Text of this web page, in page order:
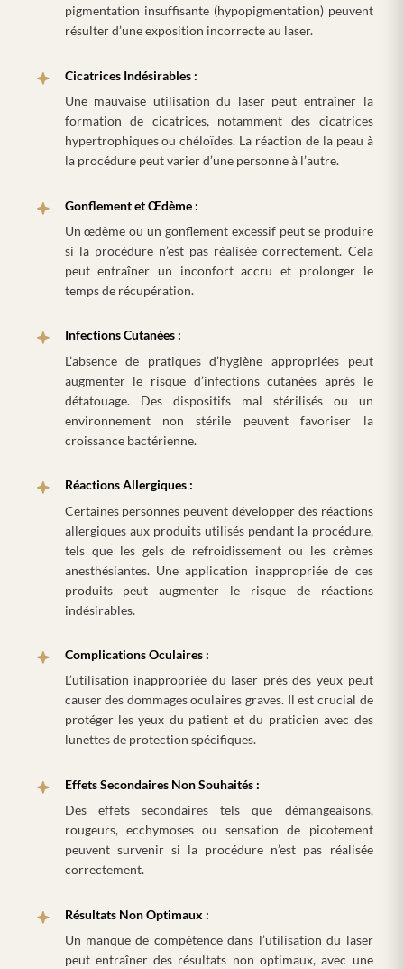
pigmentation insuffisante (hypopigmentation) peuvent
résulter d’une exposition incorrecte au laser.
Cicatrices Indésirables :
Une mauvaise utilisation du laser peut entraîner la
formation de cicatrices, notamment des cicatrices
hypertrophiques ou chéloïdes. La réaction de la peau à
la procédure peut varier d’une personne à l’autre.
Gonflement et Œdème :
Un œdème ou un gonflement excessif peut se produire
si la procédure n’est pas réalisée correctement. Cela
peut entraîner un inconfort accru et prolonger le
temps de récupération.
Infections Cutanées :
L’absence de pratiques d’hygiène appropriées peut
augmenter le risque d’infections cutanées après le
détatouage. Des dispositifs mal stérilisés ou un
environnement non stérile peuvent favoriser la
croissance bactérienne.
Réactions Allergiques :
Certaines personnes peuvent développer des réactions
allergiques aux produits utilisés pendant la procédure,
tels que les gels de refroidissement ou les crèmes
anesthésiantes. Une application inappropriée de ces
produits peut augmenter le risque de réactions
indésirables.
Complications Oculaires :
L’utilisation inappropriée du laser près des yeux peut
causer des dommages oculaires graves. Il est crucial de
protéger les yeux du patient et du praticien avec des
lunettes de protection spécifiques.
Effets Secondaires Non Souhaités :
Des effets secondaires tels que démangeaisons,
rougeurs, ecchymoses ou sensation de picotement
peuvent survenir si la procédure n’est pas réalisée
correctement.
Résultats Non Optimaux :
Un manque de compétence dans l’utilisation du laser
peut entraîner des résultats non optimaux, avec une